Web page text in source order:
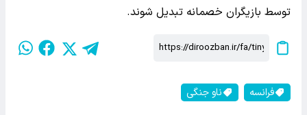
توسط بازیگران خصمانه تبدیل شوند.
فرانسه ناو جنگی